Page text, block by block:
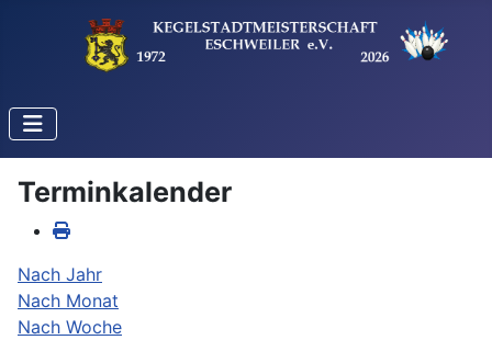
Terminkalender
Nach Jahr
Nach Monat
Nach Woche